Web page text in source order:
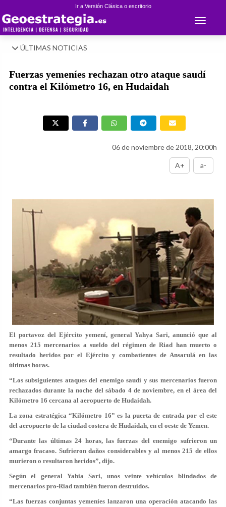
Ir a Versión Clásica o escritorio
Toggle
ÚLTIMAS NOTICIAS
Fuerzas yemeníes rechazan otro ataque saudí
contra el Kilómetro 16, en Hudaidah
06 de noviembre de 2018, 20:00h
A+ a-
El portavoz del Ejército yemení, general Yahya Sari, anunció que al
menos 215 mercenarios a sueldo del régimen de Riad han muerto o
resultado heridos por el Ejército y combatientes de Ansarulá en las
últimas horas.
“Los subsiguientes ataques del enemigo saudí y sus mercenarios fueron
rechazados durante la noche del sábado 4 de noviembre, en el área del
Kilómetro 16 cercana al aeropuerto de Hudaidah.
La zona estratégica “Kilómetro 16” es la puerta de entrada por el este
del aeropuerto de la ciudad costera de Hudaidah, en el oeste de Yemen.
“Durante las últimas 24 horas, las fuerzas del enemigo sufrieron un
amargo fracaso. Sufrieron daños considerables y al menos 215 de ellos
murieron o resultaron heridos”, dijo.
Según el general Yahia Sari, unos veinte vehículos blindados de
mercenarios pro-Riad también fueron destruidos.
“Las fuerzas conjuntas yemeníes lanzaron una operación atacando las